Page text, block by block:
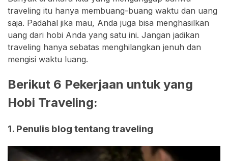
traveling itu hanya membuang-buang waktu dan uang
saja. Padahal jika mau, Anda juga bisa menghasilkan
uang dari hobi Anda yang satu ini. Jangan jadikan
traveling hanya sebatas menghilangkan jenuh dan
mengisi waktu luang.
Berikut 6 Pekerjaan untuk yang
Hobi Traveling:
1. Penulis blog tentang traveling